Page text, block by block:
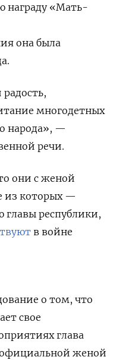
награду «Мать-
она была
многодетных
народа», —
речи.
они с женой
из которых —
республики,
в войне
о том, что
свое
глава
официальной женой